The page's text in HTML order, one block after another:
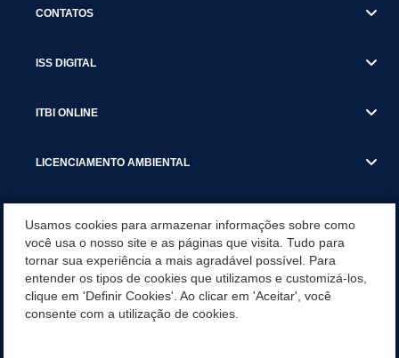
CONTATOS
ISS DIGITAL
ITBI ONLINE
LICENCIAMENTO AMBIENTAL
SERVIÇOS
SERVIÇOS DO DEPARTAMENTO DE RECEITA MUNICIPAL
Usamos cookies para armazenar informações sobre como
você usa o nosso site e as páginas que visita. Tudo para
tornar sua experiência a mais agradável possível. Para
entender os tipos de cookies que utilizamos e customizá-los,
clique em 'Definir Cookies'. Ao clicar em 'Aceitar', você
consente com a utilização de cookies.